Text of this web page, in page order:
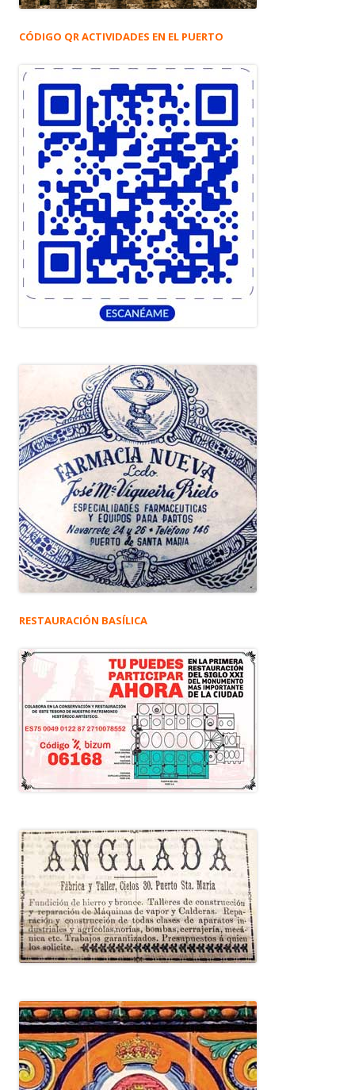
CÓDIGO QR ACTIVIDADES EN EL PUERTO
RESTAURACIÓN BASÍLICA